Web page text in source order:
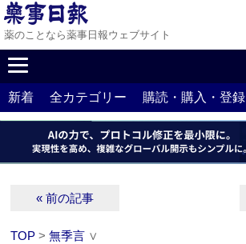
薬のことなら薬事日報ウェブサイト
新着 全カテゴリー 購読・購入・登録
« 前の記事
TOP >無季言 ∨